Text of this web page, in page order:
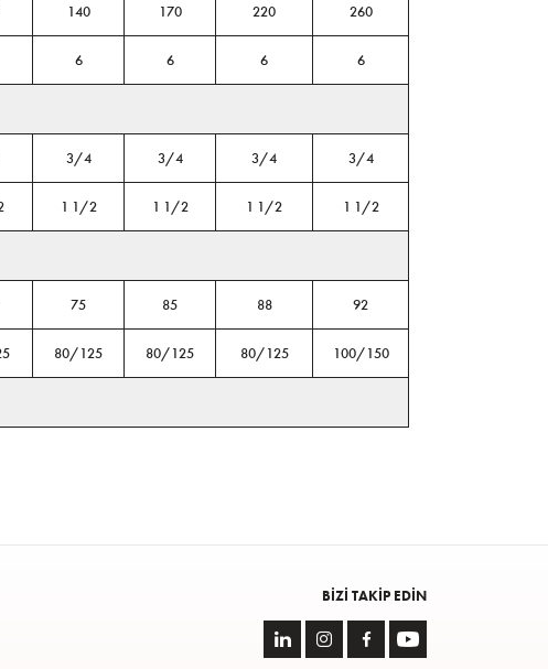
140 170 220 260
6 6 6 6
3/4 3/4 3/4 3/4
1 1/2 1 1/2 1 1/2 1 1/2
75 85 88 92
80/125 80/125 80/125 100/150
BIZI TAKIP EDIN